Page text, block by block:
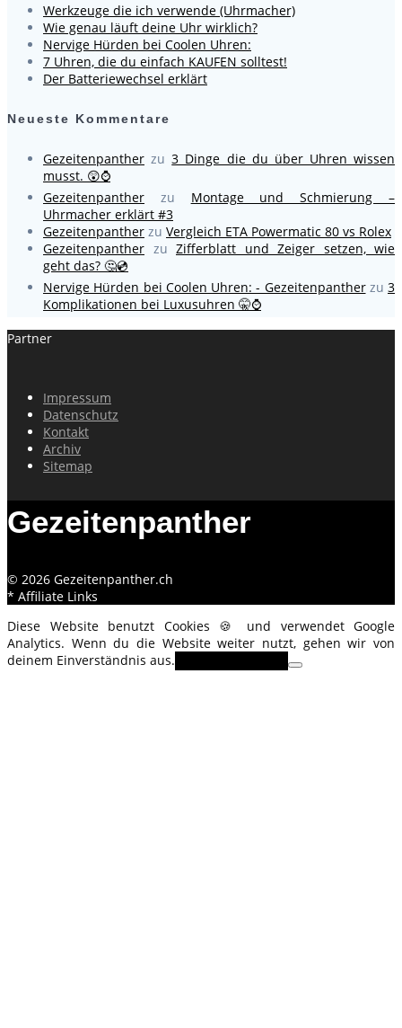
Werkzeuge die ich verwende (Uhrmacher)
Wie genau läuft deine Uhr wirklich?
Nervige Hürden bei Coolen Uhren:
7 Uhren, die du einfach KAUFEN solltest!
Der Batteriewechsel erklärt
Neueste Kommentare
Gezeitenpanther zu3 Dinge die du über Uhren wissen
musst. 😲⌚
Gezeitenpanther zu Montage und Schmierung –
Uhrmacher erklärt #3
Gezeitenpanther zu Vergleich ETA Powermatic 80 vs Rolex
Gezeitenpanther zu Zifferblatt und Zeiger setzen, wie
geht das? 🤔💿
Nervige Hürden bei Coolen Uhren: - Gezeitenpantherzu 3
Komplikationen bei Luxusuhren 🤫⌚
Partner
Impressum
Datenschutz
Kontakt
Archiv
Sitemap
Gezeitenpanther
© 2026 Gezeitenpanther.ch
* Affiliate Links
Diese Website benutzt Cookies 🍪 und verwendet Google
Analytics. Wenn du die Website weiter nutzt, gehen wir von
deinem Einverständnis aus.